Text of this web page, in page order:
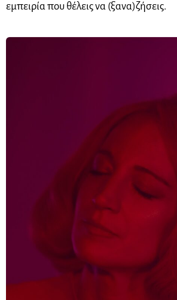
εμπειρία που θέλεις να (ξανα)ζήσεις.